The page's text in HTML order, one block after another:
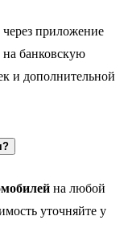
через приложение
банковскую
и дополнительной
на любой
уточняйте у